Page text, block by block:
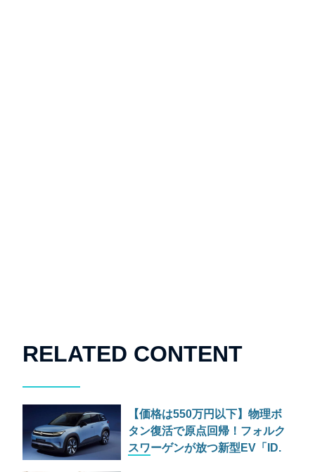
RELATED CONTENT
【価格は550万円以下】物理ボ
タン復活で原点回帰！フォルク
スワーゲンが放つ新型EV「ID.